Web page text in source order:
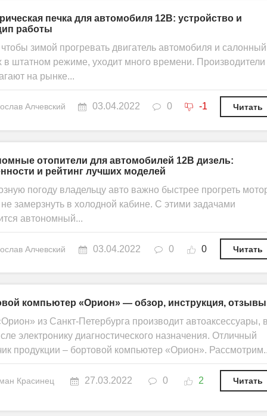
печка для автомобиля 12В: устройство и
работы
зимой прогревать двигатель автомобиля и салонный
в штатном режиме, уходит много времени. Производители
на рынке...
Алчевский 03.04.2022 0 -1 Читать
отопители для автомобилей 12В дизель:
и рейтинг лучших моделей
погоду владельцу авто важно быстрее прогреть
замерзнуть в холодной кабине. С этими задачами
автономный...
Алчевский 03.04.2022 0 0 Читать
компьютер «Орион» — обзор, инструкция, отзывы
из Санкт-Петербурга производит автоаксессуары,
электронику диагностического назначения. Отличный
продукции – бортовой компьютер «Орион».
Красинец 27.03.2022 0 2 Читать